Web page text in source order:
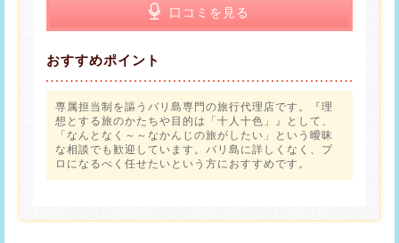
口コミを見る
おすすめポイント
専属担当制を謳うバリ島専門の旅行代理店です。『理
想とする旅のかたちや目的は「十人十色」』として、
「なんとなく～～なかんじの旅がしたい」という曖昧
な相談でも歓迎しています。バリ島に詳しくなく、プ
ロになるべく任せたいという方におすすめです。